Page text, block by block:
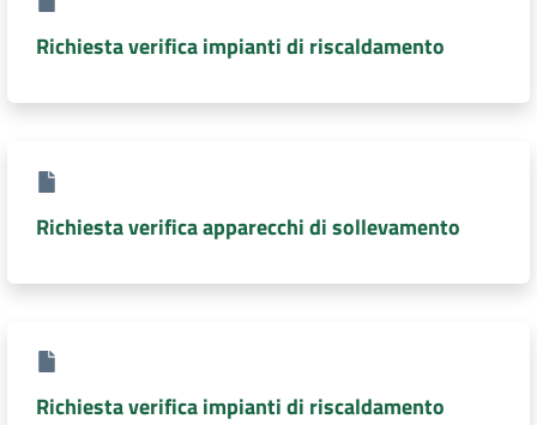
su
Richiesta verifica impianti di riscaldamento
Richiesta verifica apparecchi di sollevamento
Richiesta verifica impianti di riscaldamento